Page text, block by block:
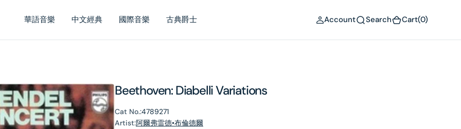
華語音樂 中文經典 國際音樂 古典爵士 Account Search Cart(0)
Beethoven: Diabelli Variations
Cat No.:4789271
Artist:阿爾弗雷德•布倫德爾